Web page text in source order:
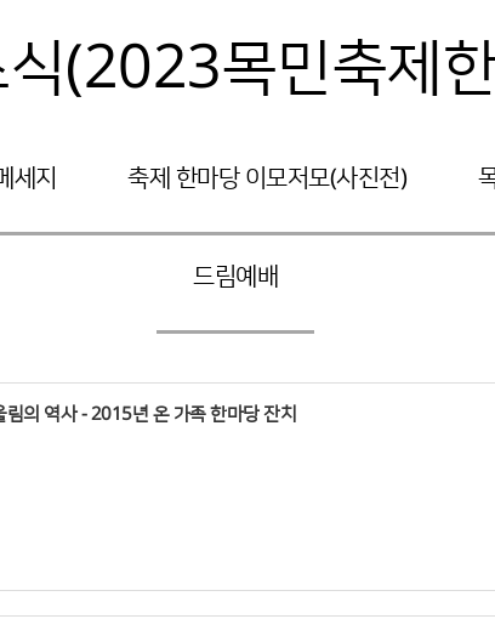
(2023목민축제
세지 축제 한마당 이모저모(사진전)
드림예배
림의 역사 - 2015년 온 가족 한마당 잔치